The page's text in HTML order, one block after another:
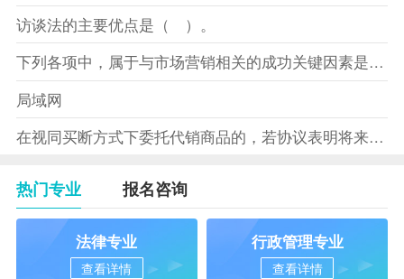
访谈法的主要优点是（ ）。
下列各项中，属于与市场营销相关的成功关键因素是（）。
局域网
在视同买断方式下委托代销商品的，若协议表明将来受托方没有将商
热门专业 报名咨询
法律专业
查看详情
行政管理专业
查看详情